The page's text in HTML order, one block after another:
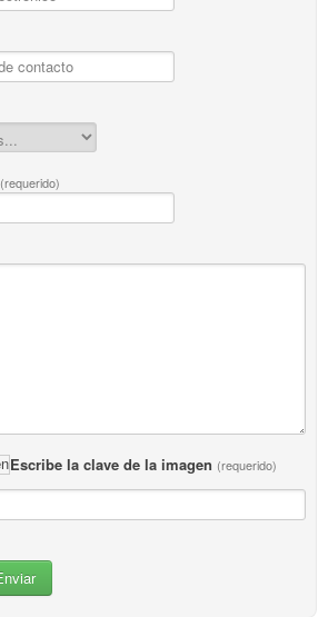
(requerido)
Escribe la clave de la imagen (requerido)